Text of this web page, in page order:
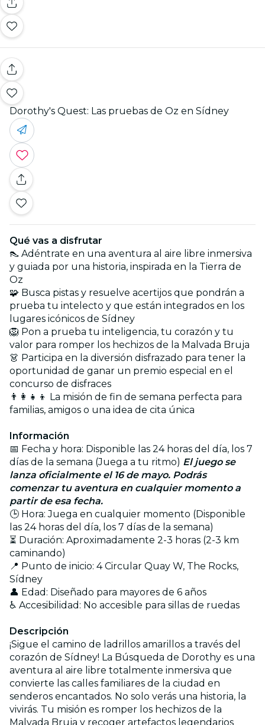
Dorothy's Quest: Las pruebas de Oz en Sídney
Qué vas a disfrutar
👠 Adéntrate en una aventura al aire libre inmersiva
y guiada por una historia, inspirada en la Tierra de
Oz
🧩 Busca pistas y resuelve acertijos que pondrán a
prueba tu intelecto y que están integrados en los
lugares icónicos de Sídney
🦁 Pon a prueba tu inteligencia, tu corazón y tu
valor para romper los hechizos de la Malvada Bruja
👗 Participa en la diversión disfrazado para tener la
oportunidad de ganar un premio especial en el
concurso de disfraces
👨‍👩‍👧‍👦 La misión de fin de semana perfecta para
familias, amigos o una idea de cita única
Información
📅 Fecha y hora: Disponible las 24 horas del día, los 7
días de la semana (Juega a tu ritmo) El juego se
lanza oficialmente el 16 de mayo. Podrás
comenzar tu aventura en cualquier momento a
partir de esa fecha.
🕒 Hora: Juega en cualquier momento (Disponible
las 24 horas del día, los 7 días de la semana)
⏳ Duración: Aproximadamente 2-3 horas (2-3 km
caminando)
📍 Punto de inicio: 4 Circular Quay W, The Rocks,
Sídney
👤 Edad: Diseñado para mayores de 6 años
♿ Accesibilidad: No accesible para sillas de ruedas
Descripción
¡Sigue el camino de ladrillos amarillos a través del
corazón de Sídney! La Búsqueda de Dorothy es una
aventura al aire libre totalmente inmersiva que
convierte las calles familiares de la ciudad en
senderos encantados. No solo verás una historia, la
vivirás. Tu misión es romper los hechizos de la
Malvada Bruja y recoger artefactos legendarios